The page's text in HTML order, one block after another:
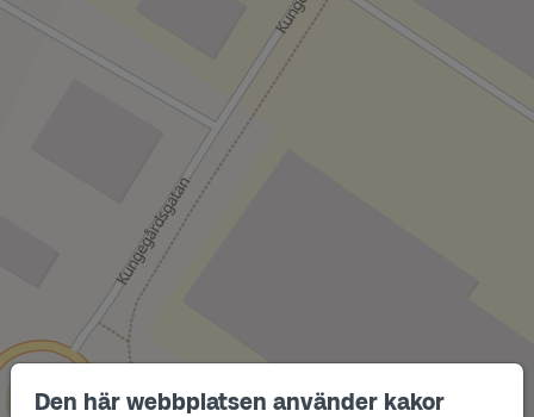
Den här webbplatsen använder kakor